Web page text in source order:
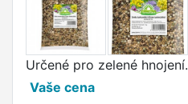
Určené pro zelené hnojení.
Vaše cena